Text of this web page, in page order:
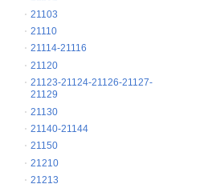
21103
21110
21114-21116
21120
21123-21124-21126-21127-
21129
21130
21140-21144
21150
21210
21213